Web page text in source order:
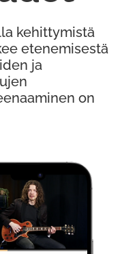
kehittymistä
etenemisestä
ja
on